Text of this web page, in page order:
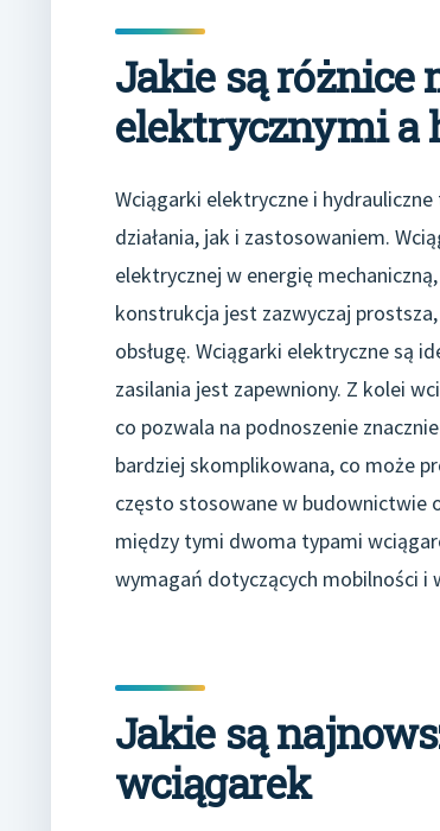
Jakie są
elektrycznymi a
Wciągarki elektryczne i
działania, jak i zastosowaniem.
elektrycznej w energię
konstrukcja jest zazwyczaj
obsługę. Wciągarki elektryczne są
zasilania jest zapewniony. Z kolei
co pozwala na podnoszenie
bardziej skomplikowana, co może
często stosowane w budownictwie
między tymi dwoma typami
wymagań dotyczących mobilności i
Jakie są
wciągarek